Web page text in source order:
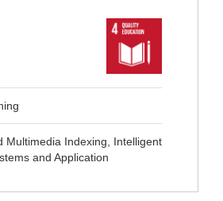
Multimedia Indexing, Intelligent
and Application